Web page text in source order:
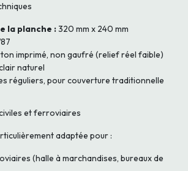
la planche :320 mm x 240 mm
imprimé, non gaufré (relief réel faible)
naturel
réguliers, pour couverture traditionnelle
et ferroviaires
adaptée pour :
(halle à marchandises, bureaux de